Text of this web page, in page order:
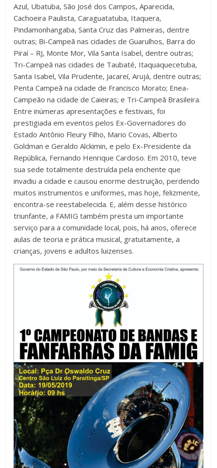
Azul, Ubatuba, São José dos Campos, Aparecida,
Cachoeira Paulista, Caraguatatuba, Itaquera,
Pindamonhangaba, Santa Cruz das Palmeiras, dentre
outras; Bi-Campeã nas cidades de Guarulhos, Barra do
Piraí – RJ, Monte Mor, Vila Santa Isabel, dentre outras;
Tri-Campeã nas cidades de Taubaté, Itaquaquecetuba,
Santa Isabel, Vila Prudente, Jacareí, Arujá, dentre outras;
Penta Campeã na cidade de Francisco Morato; Enea-
Campeão na cidade de Caieiras; e Tri-Campeã Brasileira.
Entre inúmeras apresentações e festivais, foi
prestigiada em eventos pelos Ex-Governadores do
Estado Antônio Fleury Filho, Mario Covas, Alberto
Goldman e Geraldo Alckimin, e pelo Ex-Presidente da
República, Fernando Henrique Cardoso. Em 2010, teve
sua sede totalmente destruída pela enchente que
invadiu a cidade e causou enorme destruição, perdendo
muitos instrumentos e uniformes, mas hoje, felizmente,
encontra-se reestabelecida. E, além desse histórico
triunfante, a FAMIG também presta um importante
serviço para a comunidade local, pois, há anos, oferece
aulas de teoria e prática musical, gratuitamente, a
crianças, jovens e adultos luizenses.